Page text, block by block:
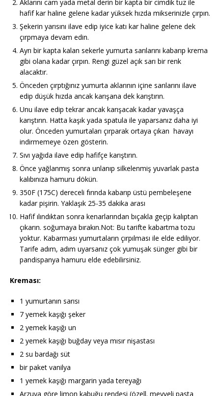
Aklarını cam yada metal derin bir kapta bir cimdik tuz ile
hafif kar haline gelene kadar yüksek hızda mikserinizle çırpın.
Şekerin yarısını ilave edip iyice katı kar haline gelene dek
çırpmaya devam edin.
Ayrı bir kapta kalan sekerle yumurta sarılarını kabarıp krema
gibi olana kadar çırpın. Rengi güzel açık sarı bir renk
alacaktır.
Önceden çırptığınız yumurta aklarının içine sarılarını ilave
edip düşük hızda ancak karışana dek karıştırın.
Unu ilave edip tekrar ancak karışacak kadar yavaşça
karıştırın. Hatta kaşık yada spatula ile yaparsanız daha iyi
olur. Önceden yumurtaları çırparak ortaya çıkan havayı
indirmemeye özen gösterin.
Sıvı yağıda ilave edip hafifçe karıştırın.
Önce yağlanmış sonra unlanıp silkelenmiş yuvarlak pasta
kalıbınıza hamuru dökün.
350F (175C) dereceli fırında kabarıp üstü pembeleşene
kadar pişirin. Yaklaşık 25-35 dakika arası
Hafif ılındıktan sonra kenarlarından bıçakla geçip kalıptan
çıkarın. soğumaya bırakın.Not: Bu tarifte kabartma tozu
yoktur. Kabarması yumurtaların çırpılması ile elde ediliyor.
Tarife adım, adım uyarsanız çok yumuşak sünger gibi bir
pandispanya hamuru elde edebilirsiniz.
Kreması:
1 yumurtanın sarısı
7 yemek kaşığı şeker
2 yemek kaşığı un
2 yemek kaşığı buğday veya mısır nişastası
2 su bardağı süt
bir paket vanilya
1 yemek kaşığı margarin yada tereyağı
Arzuya göre limon kabuğu rendesi (özell. meyveli pasta